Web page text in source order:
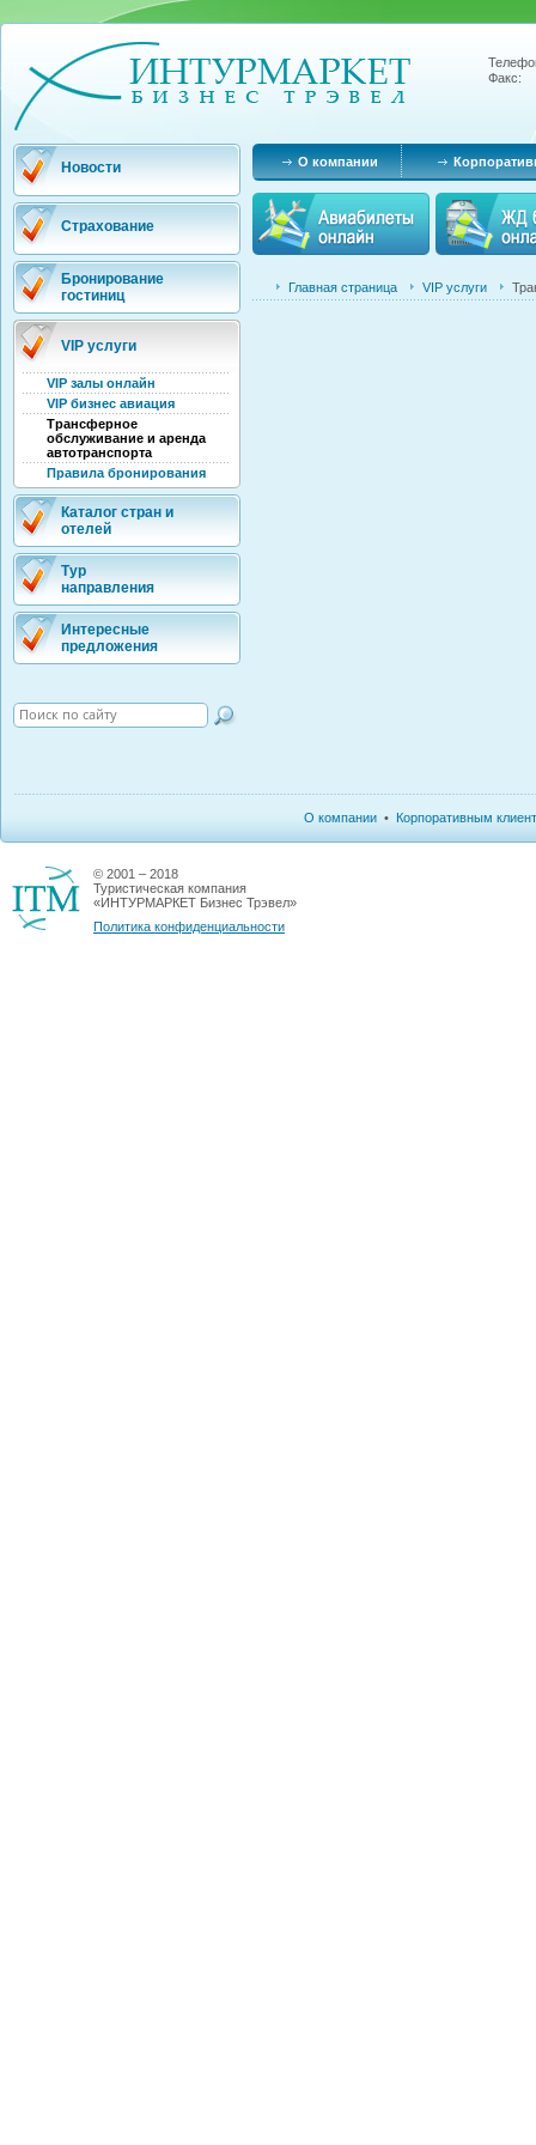
Факс:
Новости
Страхование
Бронирование
гостиниц
VIP услуги
VIP залы онлайн
VIP бизнес авиация
Трансферное
обслуживание и аренда
автотранспорта
Правила бронирования
Каталог стран и
отелей
Тур
направления
Интересные
предложения
О компании
Главная страница VIP услуги
О компании• Корпоративным
© 2001 – 2018
Туристическая компания
«ИНТУРМАРКЕТ Бизнес Трэвел»
Политика конфиденциальности